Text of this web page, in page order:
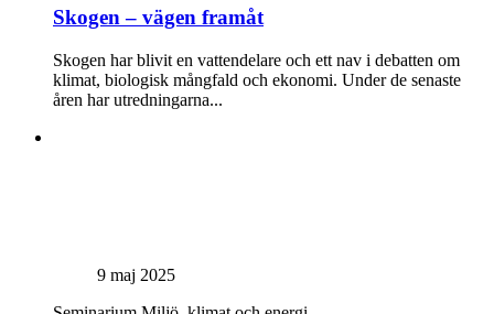
Skogen – vägen framåt
Skogen har blivit en vattendelare och ett nav i debatten om
klimat, biologisk mångfald och ekonomi. Under de senaste
åren har utredningarna...
9 maj 2025